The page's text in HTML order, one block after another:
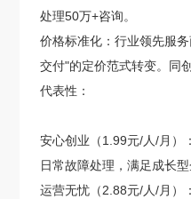
处理50万+咨询。
价格标准化：行业领先服
交付"的定价范式转变。同
代表性：
安心创业（1.99元/人/月）
日常故障处理，满足成长
运营无忧（2.88元/人/月）